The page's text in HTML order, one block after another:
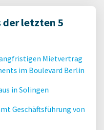
der letzten 5
Mietvertrag
im Boulevard Berlin
in Solingen
Geschäftsführung von